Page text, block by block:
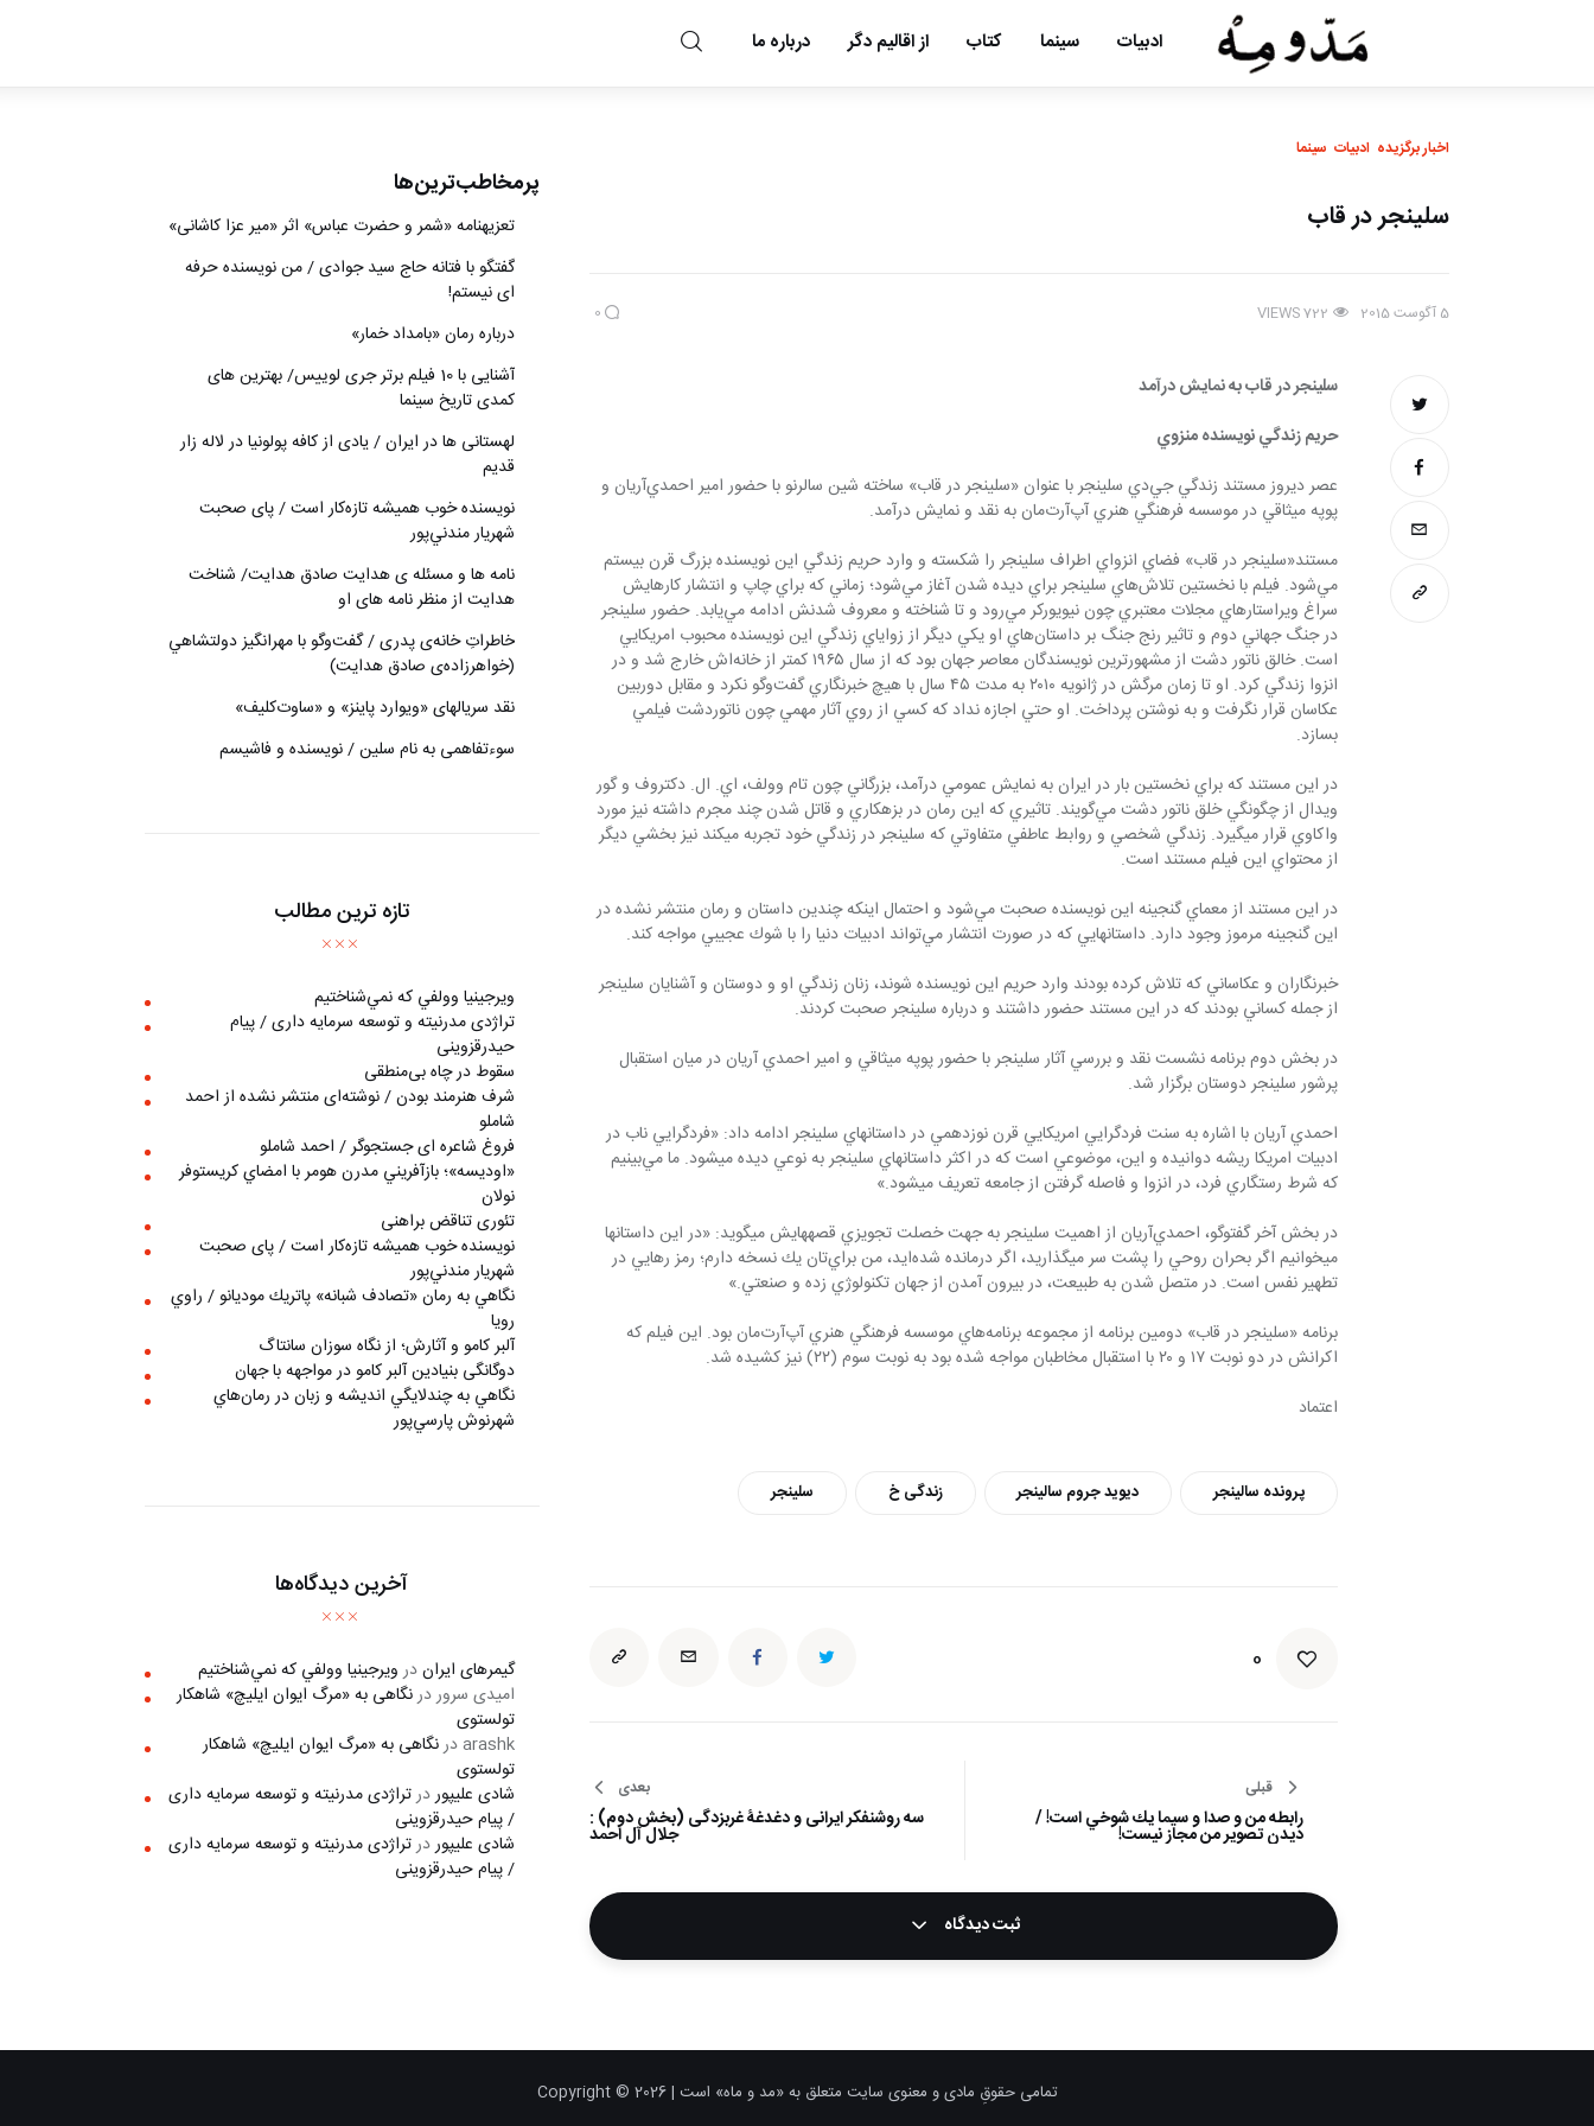
ادبیات سینما کتاب از اقالیم دگر درباره ما
اخبار برگزیده ادبیات سینما
سلينجر در قاب
5 آگوست 2015 722
VIEWS
0
سلينجر در قاب به نمايش درآمد
حريم زندگي نويسنده منزوي
عصر ديروز مستند زندگي جي‌دي سلينجر با عنوان «سلينجر در قاب» ساخته شين سالرنو با حضور امير احمدي‌آريان و
پوپه ميثاقي در موسسه فرهنگي هنري آپ‌آرت‌مان به نقد و نمايش درآمد.
مستند«سلينجر در قاب» فضاي انزواي اطراف سلينجر را شكسته و وارد حريم زندگي اين نويسنده بزرگ قرن بيستم
مي‌شود. فيلم با نخستين تلاش‌هاي سلينجر براي ديده شدن آغاز مي‌شود؛ زماني كه براي چاپ و انتشار كارهايش
سراغ ويراستارهاي مجلات معتبري چون نيويوركر مي‌رود و تا شناخته و معروف شدنش ادامه مي‌يابد. حضور سلينجر
در جنگ جهاني دوم و تاثير رنج جنگ بر داستان‌هاي او يكي ديگر از زواياي زندگي اين نويسنده محبوب امريكايي
است. خالق ناتور دشت از مشهورترين نويسندگان معاصر جهان بود كه از سال ۱۹۶۵ كمتر از خانه‌اش خارج شد و در
انزوا زندگي كرد. او تا زمان مرگش در ژانويه ۲۰۱۰ به مدت ۴۵ سال با هيچ خبرنگاري گفت‌وگو نكرد و مقابل دوربين
عكاسان قرار نگرفت و به نوشتن پرداخت. او حتي اجازه نداد كه كسي از روي آثار مهمي چون ناتور‌دشت فيلمي
بسازد.
در اين مستند كه براي نخستين بار در ايران به نمايش عمومي درآمد، بزرگاني چون تام وولف، ‌اي. ال. دكتروف و گور
ويدال از چگونگي خلق ناتور دشت مي‌گويند. تاثيري كه اين رمان در بزهكاري و قاتل شدن چند مجرم داشته نيز مورد
واكاوي قرار مي‎گيرد. زندگي شخصي و روابط عاطفي متفاوتي كه سلينجر در زندگي خود تجربه مي‎كند نيز بخشي ديگر
از محتواي اين فيلم مستند است.
در اين مستند از معماي گنجينه اين نويسنده صحبت مي‌شود و احتمال اينكه چندين داستان و رمان منتشر نشده در
اين گنجينه مرموز وجود دارد. داستان‎هايي كه در صورت انتشار مي‌تواند ادبيات دنيا را با شوك عجيبي مواجه كند.
خبرنگاران و عكاساني كه تلاش كرده بودند وارد حريم اين نويسنده شوند، زنان زندگي او و دوستان و آشنايان سلينجر
از جمله كساني بودند كه در اين مستند حضور داشتند و درباره سلينجر صحبت كردند.
در بخش دوم برنامه نشست نقد و بررسي آثار سلينجر با حضور پوپه ميثاقي و امير احمدي آريان در ميان استقبال
پرشور سلينجر دوستان برگزار شد.
احمدي آريان با اشاره به سنت فردگرايي امريكايي قرن نوزدهمي در داستان‎هاي سلينجر ادامه داد: «فردگرايي ناب در
ادبيات امريكا ريشه دوانيده و اين، موضوعي است كه در اكثر داستان‎هاي سلينجر به نوعي ديده مي‎شود. ما مي‌بينيم
كه شرط رستگاري فرد، در انزوا و فاصله گرفتن از جامعه تعريف مي‎شود.»
در بخش آخر گفت‎وگو، احمدي‌آريان از اهميت سلينجر به جهت خصلت تجويزي قصه‎هايش مي‎گويد: «در اين داستان‎ها
مي‎خوانيم اگر بحران روحي را پشت سر‎ مي‎گذاريد، اگر درمانده شده‌ايد، من براي‌تان يك نسخه دارم؛ رمز رهايي در
تطهير نفس است. در متصل شدن به طبيعت، در بيرون آمدن از جهان تكنولوژي زده و صنعتي.»
برنامه «سلينجر در قاب» دومين برنامه از مجموعه برنامه‌هاي موسسه فرهنگي هنري آپ‌آرت‌مان بود. اين فيلم كه
اكرانش در دو نوبت ١٧ و ٢٠ با استقبال مخاطبان مواجه شده بود به نوبت سوم (٢٢) نيز كشيده شد.
اعتماد
پرونده سالینجر دیوید جروم سالینجر زندگی خ سلینجر
0
راهبری
نوشته
قبلی
رابطه من و صدا و سيما يك شوخي است! /
دیدن تصویر من مجاز نیست!
بعدی
سه روشنفکر ایرانی و دغدغۀ غربزدگی (بخش دوم) :
جلال آل احمد
ثبت دیدگاه
پرمخاطب‌ترین‌ها
تعزیه‎نامه‏ «شمر و حضرت عباس» اثر «میر عزا کاشانی»
گفتگو با فتانه حاج سید جوادی / من نویسنده حرفه
ای نیستم!
درباره رمان «بامداد خمار»
آشنایی با 10 فیلم برتر جری لوییس/ بهترین های
کمدی تاریخ سینما
لهستانی ها در ایران / یادی از کافه پولونیا در لاله زار
قدیم
نويسنده خوب هميشه تازه‌كار است / پای صحبت
شهريار مندني‌پور
نامه ها و مسئله ی هدایت صادق هدایت/ شناخت
هدایت از منظر نامه های او
خاطراتِ خانه‌ی پدری / گفت‌وگو با مهرانگيز دولتشاهي
(خواهرزاده‌ی صادق هدايت)
نقد سریالهای «ویوارد پاینز» و «ساوت‌کلیف»
سوءتفاهمی به نام سلین / نویسنده و فاشیسم
تازه ترین مطالب
ويرجينيا وولفي كه نمي‌شناختيم
تراژدی مدرنیته و توسعه سرمایه داری / پیام
حیدرقزوینی
سقوط در چاه بی‌منطقی
شرف هنرمند بودن / نوشته‌ای منتشر نشده از احمد
شاملو
فروغ شاعره ای جستجوگر / احمد شاملو
«اوديسه»؛ بازآفريني مدرن هومر با امضاي كريستوفر
نولان
تئوری تناقض براهنی
نويسنده خوب هميشه تازه‌كار است / پای صحبت
شهريار مندني‌پور
نگاهي به رمان «تصادف شبانه» پاتريك موديانو / راوي
رويا
آلبر کامو و آثارش؛ از نگاه سوزان سانتاگ
دوگانگی بنیادین آلبر کامو در مواجهه با جهان
نگاهي به چندلايگي انديشه و زبان در رمان‌هاي
شهرنوش پارسي‌پور
آخرین دیدگاه‌ها
گیمرهای ایراندرويرجينيا وولفي كه نمي‌شناختيم
امیدی سروردرنگاهی به «مرگ ايوان ايليچ» شاهکار
تولستوی
arashkدرنگاهی به «مرگ ايوان ايليچ» شاهکار
تولستوی
شادی علیپوردرتراژدی مدرنیته و توسعه سرمایه داری
/ پیام حیدرقزوینی
شادی علیپوردرتراژدی مدرنیته و توسعه سرمایه داری
/ پیام حیدرقزوینی
تمامی حقوقِ مادی و معنوی سایت متعلق به «مد و ماه» است | Copyright © 2026